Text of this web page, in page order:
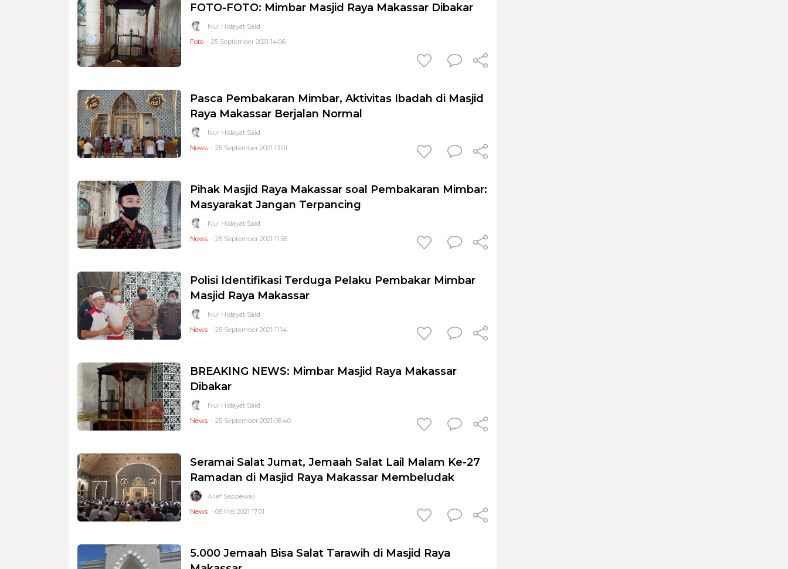
FOTO-FOTO: Mimbar Masjid Raya Makassar Dibakar
Nur Hidayat Said
Foto - 25 September 2021 14:06
Pasca Pembakaran Mimbar, Aktivitas Ibadah di Masjid
Raya Makassar Berjalan Normal
Nur Hidayat Said
News - 25 September 2021 13:01
Pihak Masjid Raya Makassar soal Pembakaran Mimbar:
Masyarakat Jangan Terpancing
Nur Hidayat Said
News - 25 September 2021 11:55
Polisi Identifikasi Terduga Pelaku Pembakar Mimbar
Masjid Raya Makassar
Nur Hidayat Said
News - 25 September 2021 11:14
BREAKING NEWS: Mimbar Masjid Raya Makassar
Dibakar
Nur Hidayat Said
News - 25 September 2021 08:40
Seramai Salat Jumat, Jemaah Salat Lail Malam Ke-27
Ramadan di Masjid Raya Makassar Membeludak
Alief Sappewali
News - 09 Mei 2021 17:01
5.000 Jemaah Bisa Salat Tarawih di Masjid Raya